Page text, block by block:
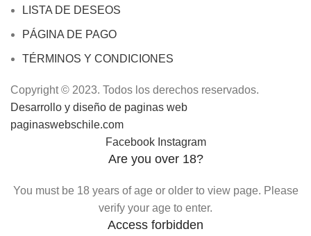
LISTA DE DESEOS
PÁGINA DE PAGO
TÉRMINOS Y CONDICIONES
Copyright © 2023. Todos los derechos reservados.
Desarrollo y diseño de paginas web
paginaswebschile.com
Facebook Instagram
Are you over 18?
You must be 18 years of age or older to view page. Please
verify your age to enter.
Access forbidden